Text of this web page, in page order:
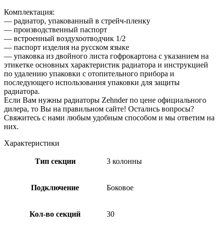
Комплектация:
— радиатор, упакованный в стрейч-пленку
— производственный паспорт
— встроенный воздухоотводчик 1/2
— паспорт изделия на русском языке
— упаковка из двойного листа гофрокартона с указанием на
этикетке основных характеристик радиатора и инструкцией
по удалению упаковки с отопительного прибора и
последующего использования упаковки для защиты
радиатора.
Если Вам нужны радиаторы Zehnder по цене официального
дилера, то Вы на правильном сайте! Остались вопросы?
Свяжитесь с нами любым удобным способом и мы ответим на
них.
Характеристики
Тип секции 3 колонны
Подключение Боковое
Кол-во секций 30